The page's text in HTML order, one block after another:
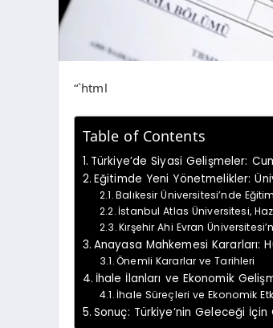
“`html
Table of Contents
Türkiye’de Siyasi Gelişmeler:
Eğitimde Yeni Yönetmelikler:
Balıkesir Üniversitesi’nde
İstanbul Atlas Üniversitesi,
Kırşehir Ahi Evran
Anayasa Mahkemesi Kararları:
Önemli Kararlar ve Tarihleri
İhale İlanları ve Ekonomik
İhale Süreçleri ve Ekonomik
Sonuç: Türkiye’nin Geleceği İçin